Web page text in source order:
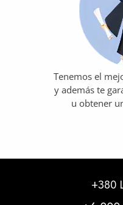
Tenemos el
y además te
u obtener
+380